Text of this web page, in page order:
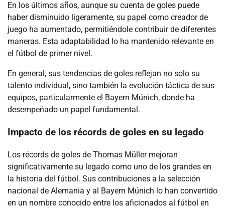
En los últimos años, aunque su cuenta de goles puede
haber disminuido ligeramente, su papel como creador de
juego ha aumentado, permitiéndole contribuir de diferentes
maneras. Esta adaptabilidad lo ha mantenido relevante en
el fútbol de primer nivel.
En general, sus tendencias de goles reflejan no solo su
talento individual, sino también la evolución táctica de sus
equipos, particularmente el Bayern Múnich, donde ha
desempeñado un papel fundamental.
Impacto de los récords de goles en su legado
Los récords de goles de Thomas Müller mejoran
significativamente su legado como uno de los grandes en
la historia del fútbol. Sus contribuciones a la selección
nacional de Alemania y al Bayern Múnich lo han convertido
en un nombre conocido entre los aficionados al fútbol en